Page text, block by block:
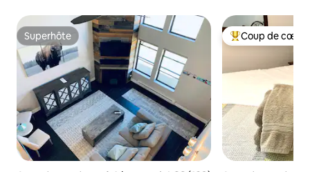
Superhôte
Superhôte Coups de cœur
Coup de cœur